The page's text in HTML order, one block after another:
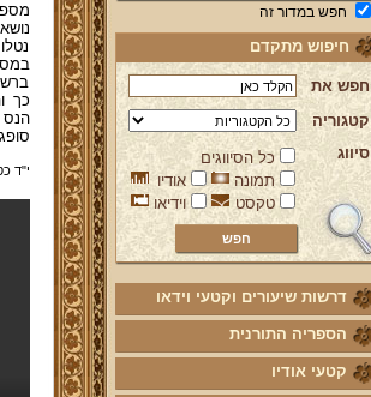
חפש במדור זה
חיפוש מתקדם
חפש את
קטגוריה
סיווג
כל הסיווגים
תמונה
אודיו
טקסט
וידיאו
דרשות שיעורים וקטעי וידאו
הספריה התורנית
קטעי אודיו
מספר
כך
י"ד